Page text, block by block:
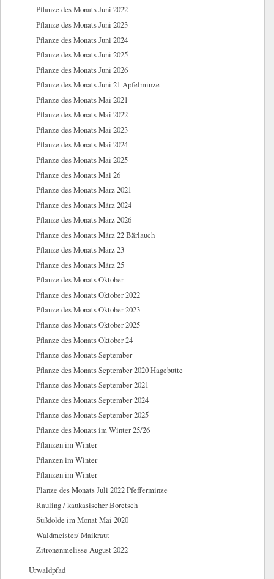
Pflanze des Monats Juni 2022
Pflanze des Monats Juni 2023
Pflanze des Monats Juni 2024
Pflanze des Monats Juni 2025
Pflanze des Monats Juni 2026
Pflanze des Monats Juni 21 Apfelminze
Pflanze des Monats Mai 2021
Pflanze des Monats Mai 2022
Pflanze des Monats Mai 2023
Pflanze des Monats Mai 2024
Pflanze des Monats Mai 2025
Pflanze des Monats Mai 26
Pflanze des Monats März 2021
Pflanze des Monats März 2024
Pflanze des Monats März 2026
Pflanze des Monats März 22 Bärlauch
Pflanze des Monats März 23
Pflanze des Monats März 25
Pflanze des Monats Oktober
Pflanze des Monats Oktober 2022
Pflanze des Monats Oktober 2023
Pflanze des Monats Oktober 2025
Pflanze des Monats Oktober 24
Pflanze des Monats September
Pflanze des Monats September 2020 Hagebutte
Pflanze des Monats September 2021
Pflanze des Monats September 2024
Pflanze des Monats September 2025
Pflanze des Monats im Winter 25/26
Pflanzen im Winter
Pflanzen im Winter
Pflanzen im Winter
Planze des Monats Juli 2022 Pfefferminze
Rauling / kaukasischer Boretsch
Süßdolde im Monat Mai 2020
Waldmeister/ Maikraut
Zitronenmelisse August 2022
Urwaldpfad